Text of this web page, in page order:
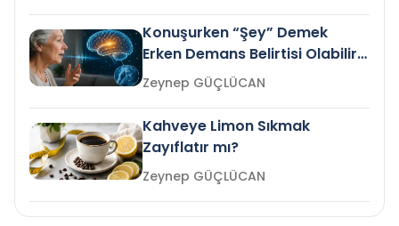
Konuşurken “Şey” Demek
Erken Demans Belirtisi Olabilir
mi?
Zeynep GÜÇLÜCAN
Kahveye Limon Sıkmak
Zayıflatır mı?
Zeynep GÜÇLÜCAN